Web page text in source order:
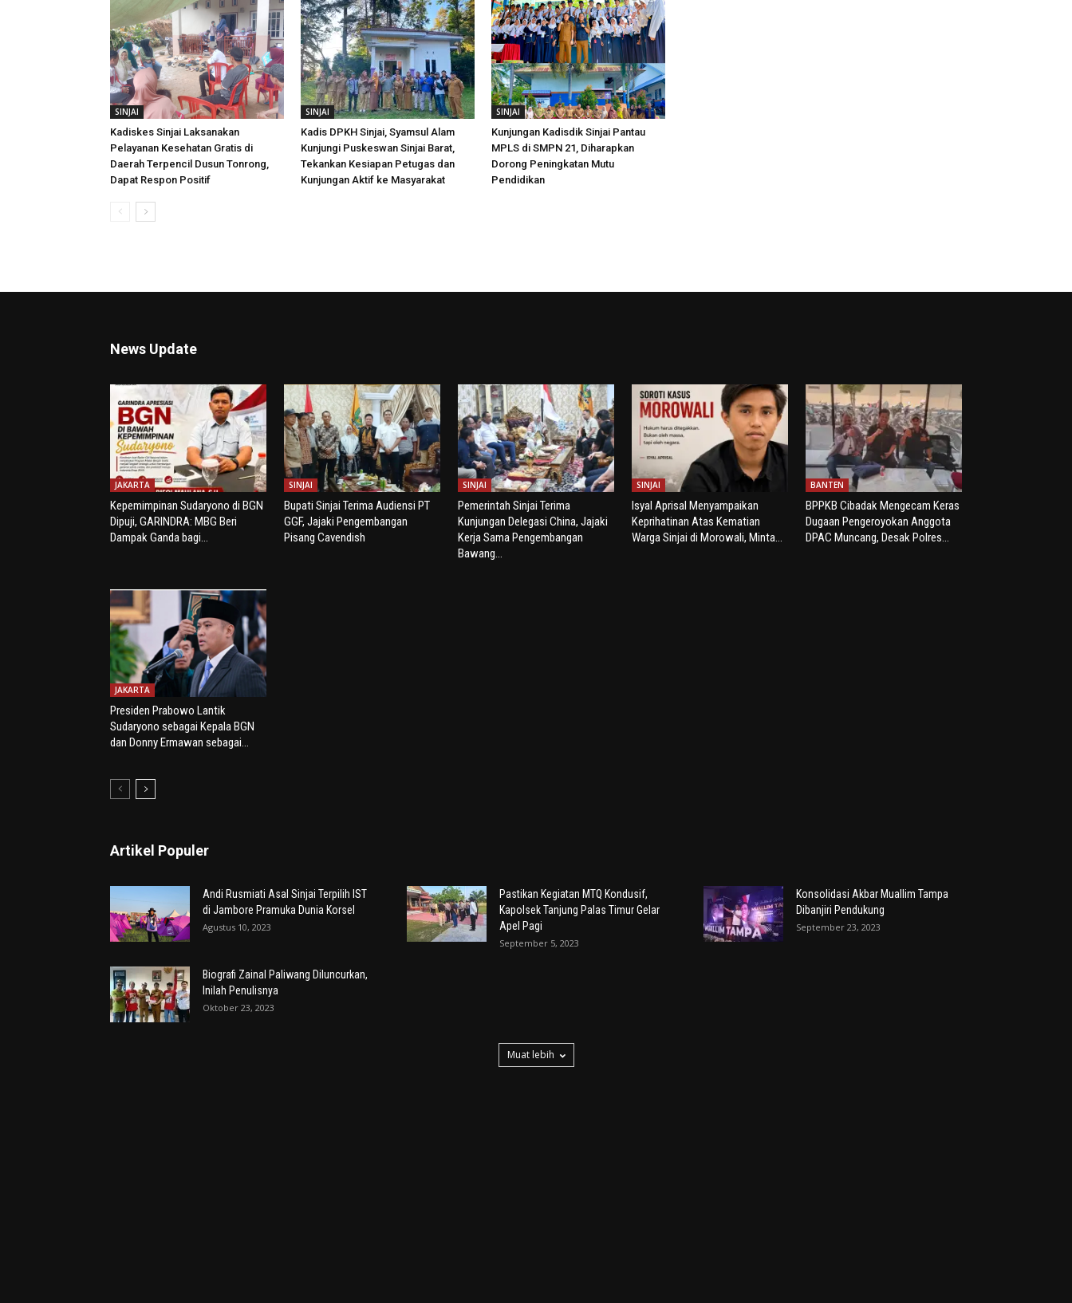
SINJAI
Kadiskes Sinjai Laksanakan
Pelayanan Kesehatan Gratis di
Daerah Terpencil Dusun Tonrong,
Dapat Respon Positif
SINJAI
Kadis DPKH Sinjai, Syamsul Alam
Kunjungi Puskeswan Sinjai Barat,
Tekankan Kesiapan Petugas dan
Kunjungan Aktif ke Masyarakat
SINJAI
Kunjungan Kadisdik Sinjai Pantau
MPLS di SMPN 21, Diharapkan
Dorong Peningkatan Mutu
Pendidikan
News Update
JAKARTA
Kepemimpinan Sudaryono di BGN
Dipuji, GARINDRA: MBG Beri
Dampak Ganda bagi...
SINJAI
Bupati Sinjai Terima Audiensi PT
GGF, Jajaki Pengembangan
Pisang Cavendish
SINJAI
Pemerintah Sinjai Terima
Kunjungan Delegasi China, Jajaki
Kerja Sama Pengembangan
Bawang...
SINJAI
Isyal Aprisal Menyampaikan
Keprihatinan Atas Kematian
Warga Sinjai di Morowali, Minta...
BANTEN
BPPKB Cibadak Mengecam Keras
Dugaan Pengeroyokan Anggota
DPAC Muncang, Desak Polres...
JAKARTA
Presiden Prabowo Lantik
Sudaryono sebagai Kepala BGN
dan Donny Ermawan sebagai...
Artikel Populer
Andi Rusmiati Asal Sinjai Terpilih IST
di Jambore Pramuka Dunia Korsel
Agustus 10, 2023
Pastikan Kegiatan MTQ Kondusif,
Kapolsek Tanjung Palas Timur Gelar
Apel Pagi
September 5, 2023
Konsolidasi Akbar Muallim Tampa
Dibanjiri Pendukung
September 23, 2023
Biografi Zainal Paliwang Diluncurkan,
Inilah Penulisnya
Oktober 23, 2023
Muat lebih